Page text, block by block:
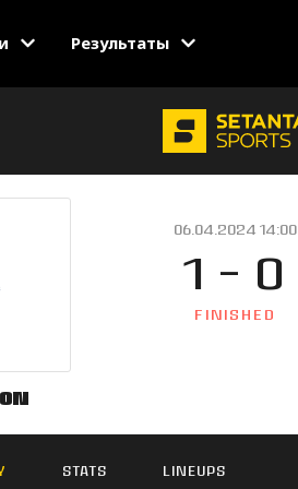
Результаты
06.04.2024 14:00
1 - 0
FINISHED
STATS LINEUPS